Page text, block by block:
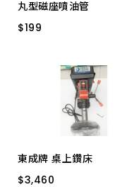
產品價格 從
丸型磁座噴油管
$199
$199
東成牌 桌上鑽床
$3,460
$3,460